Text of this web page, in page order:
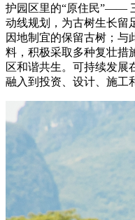
护园区里的“原住民”——
动线规划，为古树生长留
因地制宜的保留古树；与
料，积极采取多种复壮措
区和谐共生。可持续发展
融入到投资、设计、施工